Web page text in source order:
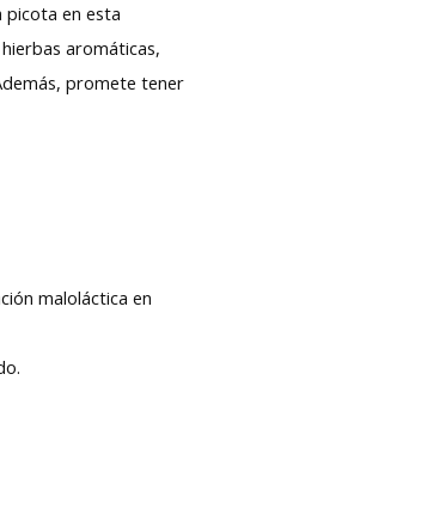
en esta
aromáticas,
promete tener
maloláctica en